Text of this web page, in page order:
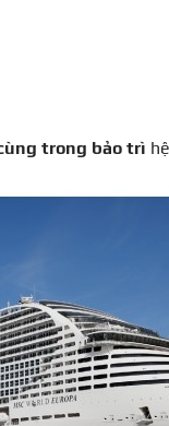
trong bảo trì